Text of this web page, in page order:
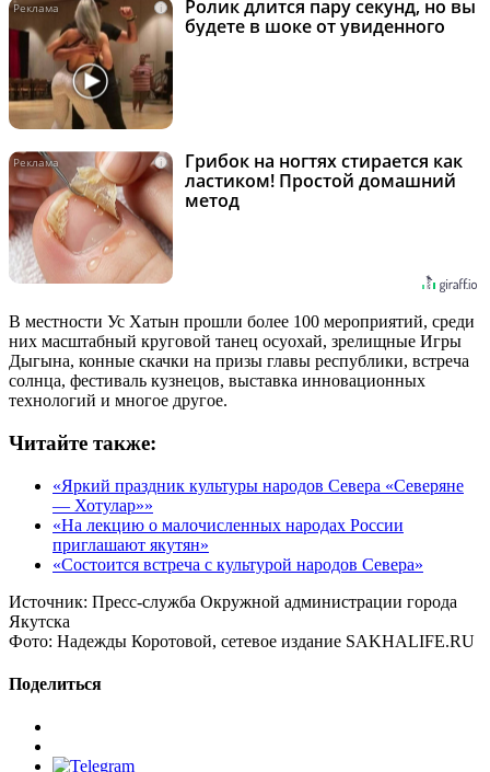
i
Ролик длится пару секунд, но вы
будете в шоке от увиденного
i
Грибок на ногтях стирается как
ластиком! Простой домашний
метод
В местности Ус Хатын прошли более 100 мероприятий, среди
них масштабный круговой танец осуохай, зрелищные Игры
Дыгына, конные скачки на призы главы республики, встреча
солнца, фестиваль кузнецов, выставка инновационных
технологий и многое другое.
Читайте также:
«Яркий праздник культуры народов Севера «Северяне
— Хотулар»»
«На лекцию о малочисленных народах России
приглашают якутян»
«Состоится встреча с культурой народов Севера»
Источник: Пресс-служба Окружной администрации города
Якутска
Фото: Надежды Коротовой, сетевое издание SAKHALIFE.RU
Поделиться